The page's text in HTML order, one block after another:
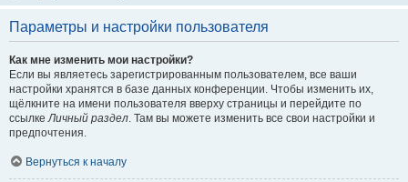
Параметры и настройки пользователя
Как мне изменить мои настройки?
Если вы являетесь зарегистрированным пользователем, все ваши
настройки хранятся в базе данных конференции. Чтобы изменить их,
щёлкните на имени пользователя вверху страницы и перейдите по
ссылкеЛичный раздел. Там вы можете изменить все свои настройки и
предпочтения.
Вернуться к началу